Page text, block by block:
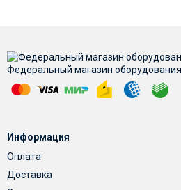
Федеральный магазин оборудования
Информация
Оплата
Доставка